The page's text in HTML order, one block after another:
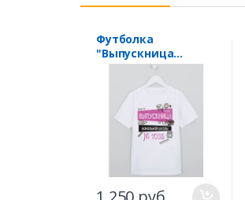
Футболка
"Выпускница
начальной школы, с
номером Вашей
школы" мелом